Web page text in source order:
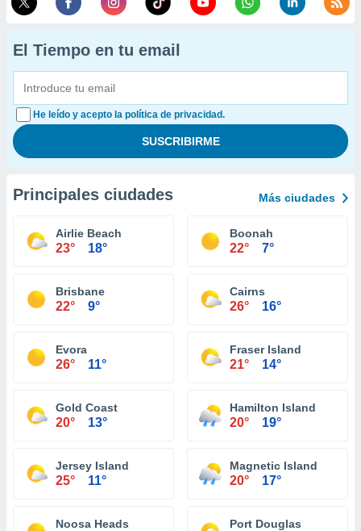
El Tiempo en tu email
He leído y acepto la política de privacidad.
Principales ciudades Más ciudades
Airlie Beach
23° 18°
Boonah
22° 7°
Brisbane
22° 9°
Cairns
26° 16°
Evora
26° 11°
Fraser Island
21° 14°
Gold Coast
20° 13°
Hamilton Island
20° 19°
Jersey Island
25° 11°
Magnetic Island
20° 17°
Noosa Heads Port Douglas